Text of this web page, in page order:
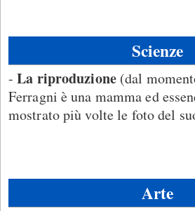
Scienze
-La riproduzione(dal
Ferragni è una mamma ed
mostrato più volte le foto del
Arte